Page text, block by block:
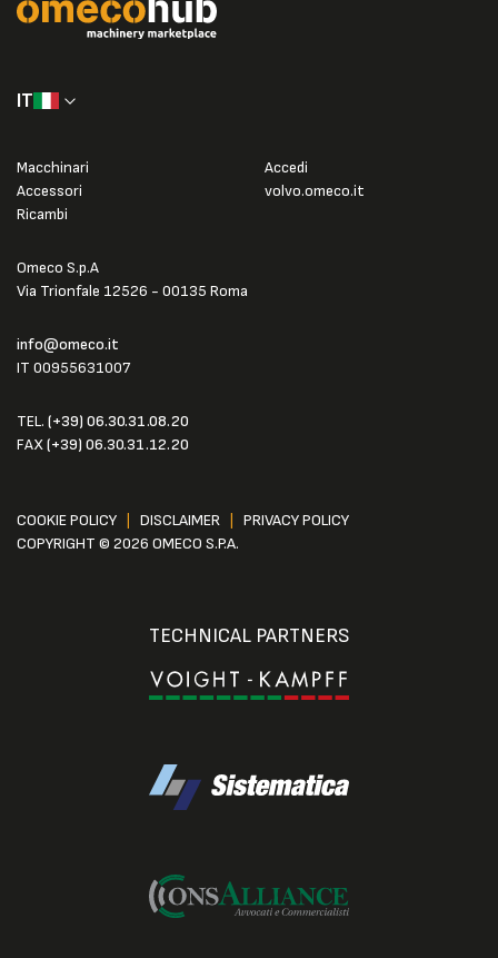
IT
Omeco S.p.A
Via Trionfale 12526 - 00135 Roma
info@omeco.it
IT 00955631007
TEL. (+39) 06.30.31.08.20
FAX(+39) 06.30.31.12.20
Macchinari
Accessori
Ricambi
Accedi
volvo.omeco.it
COOKIE POLICY DISCLAIMER
PRIVACY POLICY
COPYRIGHT © 2026 OMECO S.P.A.
TECHNICAL PARTNERS